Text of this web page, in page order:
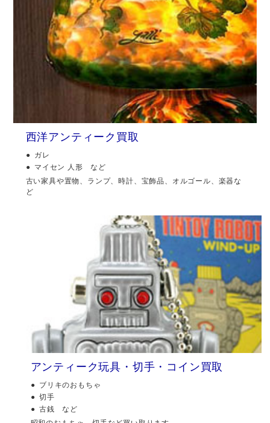
西洋アンティーク買取
ガレ
マイセン 人形 など
古い家具や置物、ランプ、時計、宝飾品、オルゴール、楽器な
ど
アンティーク玩具・切手・コイン買取
ブリキのおもちゃ
切手
古銭 など